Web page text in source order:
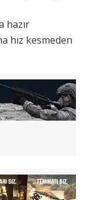
hazır
hız kesmeden